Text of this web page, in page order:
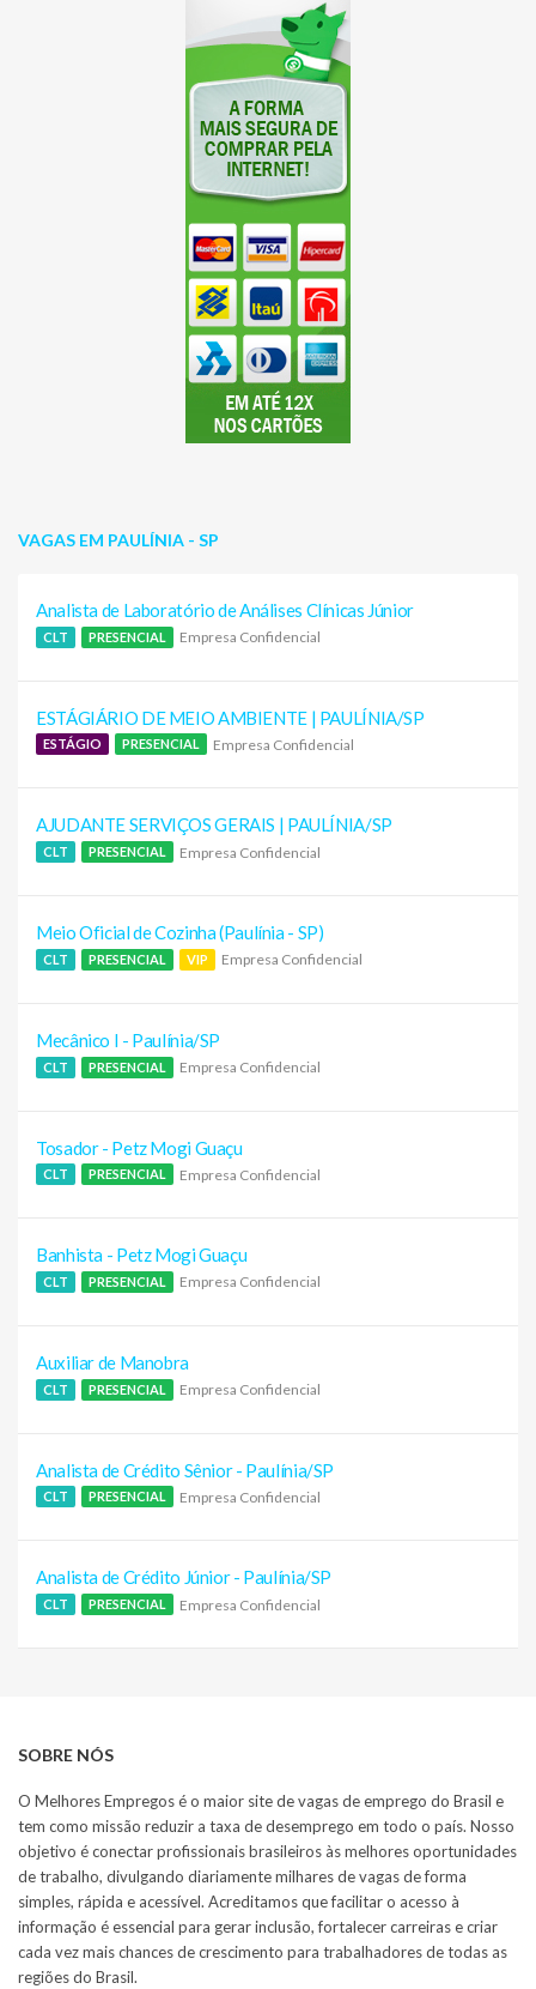
VAGAS EM PAULÍNIA - SP
Analista de Laboratório de Análises Clínicas Júnior
CLT PRESENCIAL Empresa Confidencial
ESTÁGIÁRIO DE MEIO AMBIENTE | PAULÍNIA/SP
ESTÁGIO PRESENCIAL Empresa Confidencial
AJUDANTE SERVIÇOS GERAIS | PAULÍNIA/SP
CLT PRESENCIAL Empresa Confidencial
Meio Oficial de Cozinha (Paulínia - SP)
CLT PRESENCIAL VIP Empresa Confidencial
Mecânico I - Paulínia/SP
CLT PRESENCIAL Empresa Confidencial
Tosador - Petz Mogi Guaçu
CLT PRESENCIAL Empresa Confidencial
Banhista - Petz Mogi Guaçu
CLT PRESENCIAL Empresa Confidencial
Auxiliar de Manobra
CLT PRESENCIAL Empresa Confidencial
Analista de Crédito Sênior - Paulínia/SP
CLT PRESENCIAL Empresa Confidencial
Analista de Crédito Júnior - Paulínia/SP
CLT PRESENCIAL Empresa Confidencial
SOBRE NÓS
O Melhores Empregos é o maior site de vagas de emprego do Brasil e
tem como missão reduzir a taxa de desemprego em todo o país. Nosso
objetivo é conectar profissionais brasileiros às melhores oportunidades
de trabalho, divulgando diariamente milhares de vagas de forma
simples, rápida e acessível. Acreditamos que facilitar o acesso à
informação é essencial para gerar inclusão, fortalecer carreiras e criar
cada vez mais chances de crescimento para trabalhadores de todas as
regiões do Brasil.